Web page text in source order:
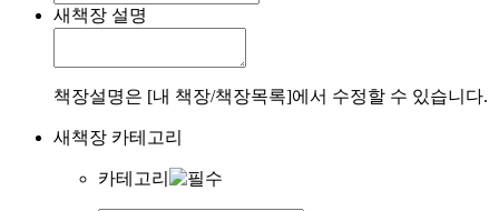
새책장 설명
책장설명은 [내 책장/책장목록]에서 수정할 수 있습니다.
새책장 카테고리
카테고리